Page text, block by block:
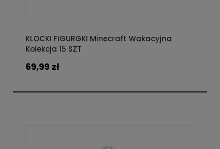
KLOCKI FIGURGKI Minecraft Wakacyjna
Kolekcja 15 SZT
69,99 zł